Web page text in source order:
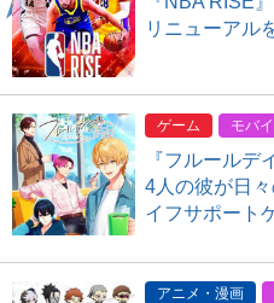
リニューアル
ゲーム モバ
『フルールデ
4人の彼が日
イフサポート
アニメ・漫画